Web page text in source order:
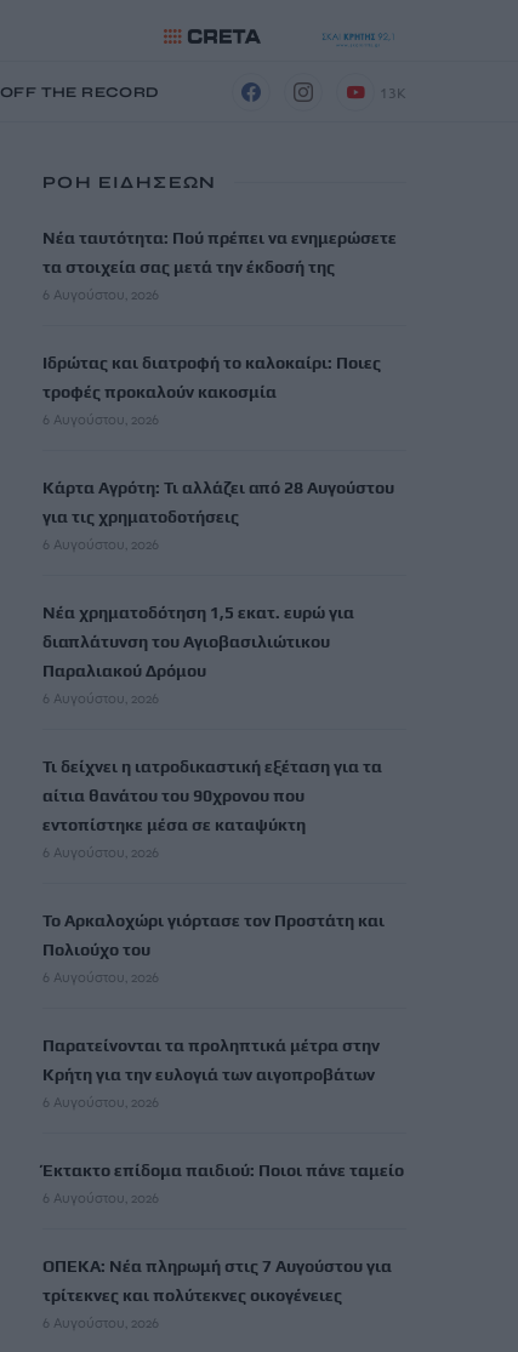
OFF THE RECORD 13K
ΡΟΗ ΕΙΔΗΣΕΩΝ
Νέα ταυτότητα: Πού πρέπει να ενημερώσετε
τα στοιχεία σας μετά την έκδοσή της
6 Αυγούστου, 2026
Ιδρώτας και διατροφή το καλοκαίρι: Ποιες
τροφές προκαλούν κακοσμία
6 Αυγούστου, 2026
Κάρτα Αγρότη: Τι αλλάζει από 28 Αυγούστου
για τις χρηματοδοτήσεις
6 Αυγούστου, 2026
Νέα χρηματοδότηση 1,5 εκατ. ευρώ για
διαπλάτυνση του Αγιοβασιλιώτικου
Παραλιακού Δρόμου
6 Αυγούστου, 2026
Τι δείχνει η ιατροδικαστική εξέταση για τα
αίτια θανάτου του 90χρονου που
εντοπίστηκε μέσα σε καταψύκτη
6 Αυγούστου, 2026
Το Αρκαλοχώρι γιόρτασε τον Προστάτη και
Πολιούχο του
6 Αυγούστου, 2026
Παρατείνονται τα προληπτικά μέτρα στην
Κρήτη για την ευλογιά των αιγοπροβάτων
6 Αυγούστου, 2026
Έκτακτο επίδομα παιδιού: Ποιοι πάνε ταμείο
6 Αυγούστου, 2026
ΟΠΕΚΑ: Νέα πληρωμή στις 7 Αυγούστου για
τρίτεκνες και πολύτεκνες οικογένειες
6 Αυγούστου, 2026